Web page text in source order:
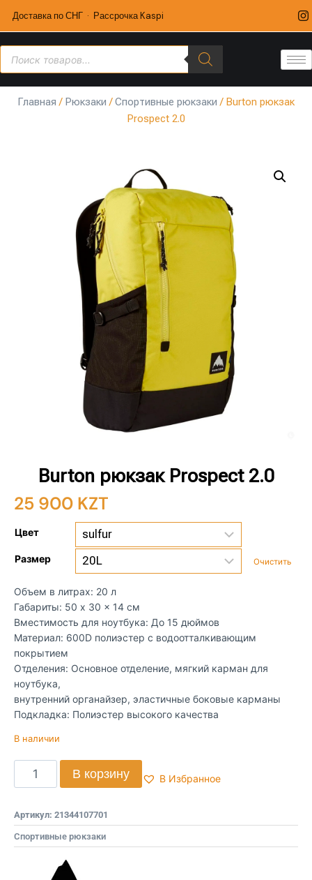
Доставка по СНГ · Рассрочка Kaspi
Главная / Рюкзаки /Спортивные рюкзаки / Burton рюкзак
Prospect 2.0
Burton рюкзак Prospect 2.0
25 900 KZT
Цвет
Размер Очистить
Объем в литрах: 20 л
Габариты: 50 x 30 x 14 см
Вместимость для ноутбука: До 15 дюймов
Материал: 600D полиэстер с водоотталкивающим
покрытием
Отделения: Основное отделение, мягкий карман для
ноутбука,
внутренний органайзер, эластичные боковые карманы
Подкладка: Полиэстер высокого качества
В наличии
В корзину В Избранное
Артикул: 21344107701
Спортивные рюкзаки